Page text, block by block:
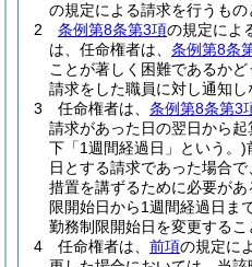
の規定による請求を行うもの
2
条例第8条第3項の規定によ
は、任命権者は、 条例第8条
ことが著しく困難であるか
請求をした職員に対し通知し
3
任命権者は、 条例第8条第3
請求があった日の翌日から
下「1週間経過日」という。)
日とする請求であった場合で
措置を講ずるために必要が
限開始日から1週間経過日ま
勤務制限開始日を変更するこ
4
任命権者は、 前項の規定に